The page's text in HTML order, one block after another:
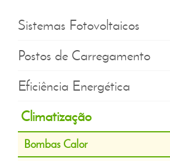
Sistemas Fotovoltaicos
Postos de Carregamento
Eficiência Energética
Climatização
Bombas Calor